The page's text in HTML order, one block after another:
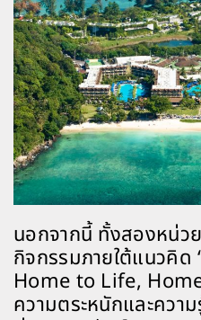
นอกจากนี้ ทั้งสองหน่ว
กิจกรรมภายใต้แนวคิ
Home to Life,
ความตระหนักและคว